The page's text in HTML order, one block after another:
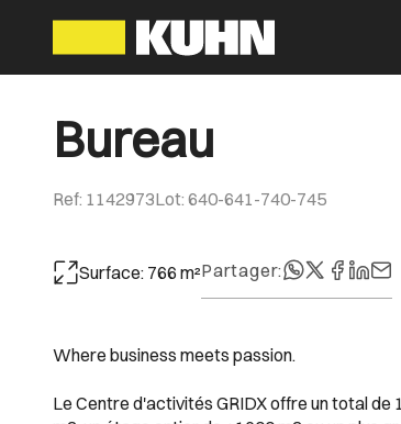
Bureau
Ref: 1142973Lot: 640-641-740-745
Surface: 766 m²Partager:
Where business meets passion.
Le Centre d'activités GRIDX offre un total de